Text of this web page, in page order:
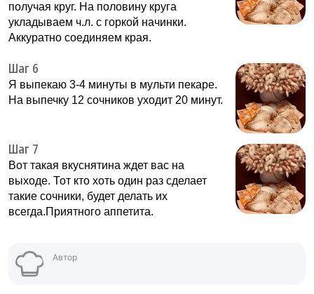
получая круг. На половину круга
укладываем ч.л. с горкой начинки.
Аккуратно соединяем края.
Шаг 6
Я выпекаю 3-4 минуты в мульти пекаре.
На выпечку 12 сочников уходит 20 минут.
Шаг 7
Вот такая вкуснятина ждет вас на
выходе. Тот кто хоть один раз сделает
такие сочники, будет делать их
всегда.Приятного аппетита.
Автор